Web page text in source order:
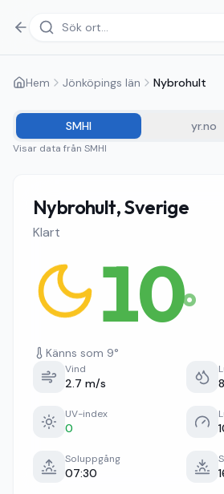
Hem Jönköpings län Nybrohult
SMHI yr.no
Visar data från SMHI
Nybrohult, Sverige
Klart
10°
Känns som 9°
Vind
2.7 m/s
UV-index
0
Soluppgång
07:30